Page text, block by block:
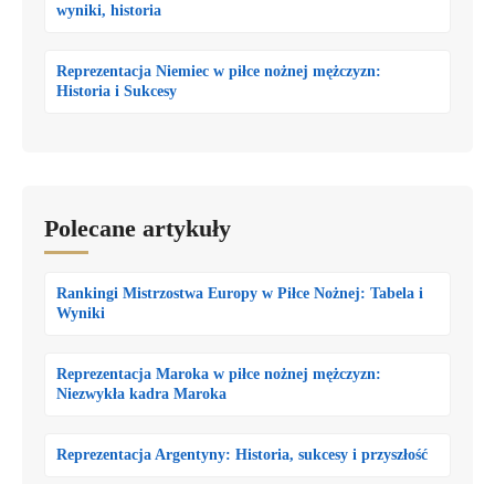
wyniki, historia
Reprezentacja Niemiec w piłce nożnej mężczyzn:
Historia i Sukcesy
Polecane artykuły
Rankingi Mistrzostwa Europy w Piłce Nożnej: Tabela i
Wyniki
Reprezentacja Maroka w piłce nożnej mężczyzn:
Niezwykła kadra Maroka
Reprezentacja Argentyny: Historia, sukcesy i przyszłość